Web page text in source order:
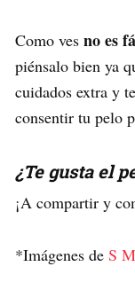
Como ves no es
piénsalo bien ya
cuidados extra y
consentir tu pelo
¿Te gusta el
¡A compartir y
*Imágenes de S